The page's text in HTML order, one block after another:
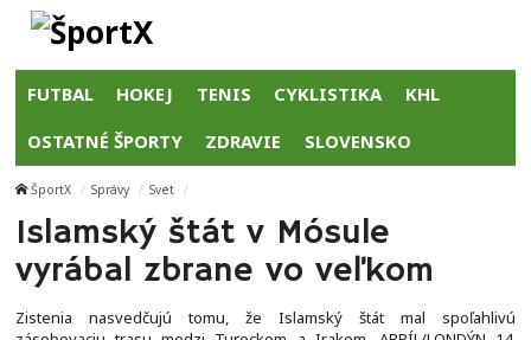
FUTBAL HOKEJ TENIS CYKLISTIKA KHL
OSTATNÉ ŠPORTY ZDRAVIE SLOVENSKO
ŠportX Správy Svet
Islamský štát v Mósule
vyrábal zbrane vo veľkom
Zistenia nasvedčujú tomu, že Islamský štát mal spoľahlivú